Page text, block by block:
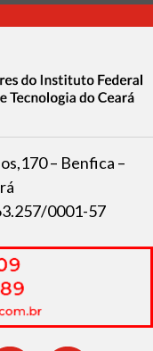
– Benfica –
0001-57